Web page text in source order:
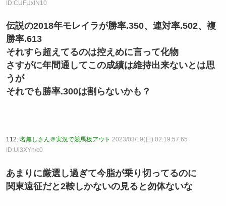
ID:CUFUxlN10
伝説の2018年モレイラが勝率.350、連対率.502、複
勝率.613
それすら超えてるのは控えめに言って化物
さすがに年間通してこの成績は維持出来ないとは思
うが
それでも勝率.300は割らないかも？
112: 名無しさん＠実況で競馬板アウト 2023/03/19(日) 02:19:57.65
ID:Ui3XYn/c0
あまりに厳選し過ぎて今脂が乗り切ってるのに
関東遠征だと2鞍しかないの見ると勿体ないな